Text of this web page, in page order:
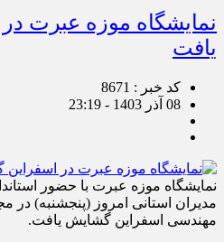
نمایشگاه موزه عبرت
یافت
کد خبر : 8671
08 آذر 1403 - 23:19
نمایشگاه موزه عبرت با حضور
مدیران استانی امروز (پنجشنبه)
مهندسی اسفراین گشایش یافت.